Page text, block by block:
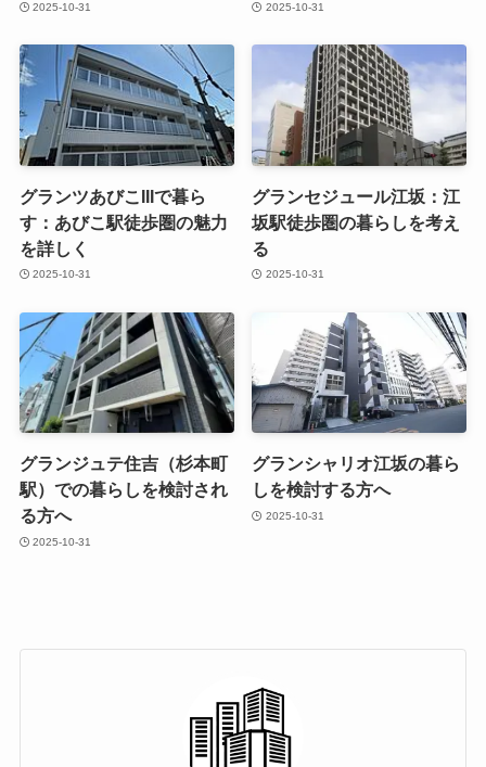
2025-10-31 2025-10-31
グランツあびこIIIで暮ら
す：あびこ駅徒歩圏の魅力
を詳しく
2025-10-31
グランセジュール江坂：江
坂駅徒歩圏の暮らしを考え
る
2025-10-31
グランジュテ住吉（杉本町
駅）での暮らしを検討され
る方へ
2025-10-31
グランシャリオ江坂の暮ら
しを検討する方へ
2025-10-31